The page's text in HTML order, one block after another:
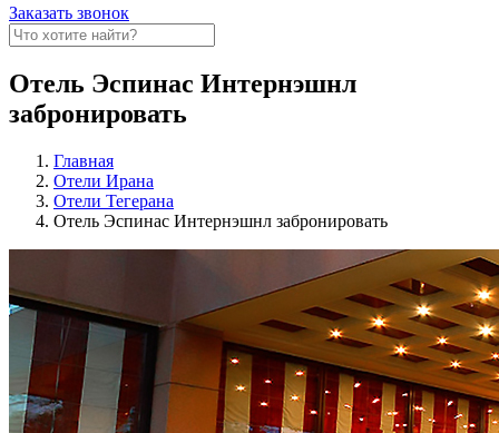
Заказать звонок
Отель Эспинас Интернэшнл
забронировать
Главная
Отели Ирана
Отели Тегерана
Отель Эспинас Интернэшнл забронировать